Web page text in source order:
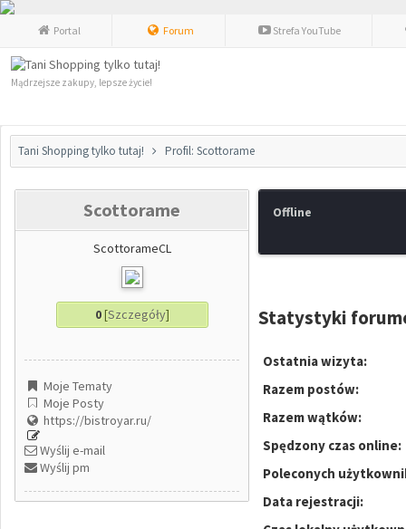
Portal Forum Strefa YouTube
Mądrzejsze zakupy, lepsze życie!
Tani Shopping tylko tutaj! Profil: Scottorame
Scottorame
ScottorameCL
0[Szczegóły]
Moje Tematy
Moje Posty
https://bistroyar.ru/
Wyślij e-mail
Wyślij pm
Offline
Statystyki
Ostatnia wizyta:
Razem postów:
Razem wątków:
Spędzony czas online:
Poleconych
Data rejestracji: